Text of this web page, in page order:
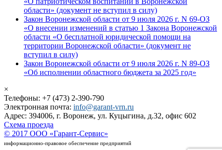
области» (документ не вступил в силу)
Закон Воронежской области от 9 июля 2026 г. N 69-ОЗ
«О внесении изменений в статью 1 Закона Воронежской
области «О бесплатной юридической помощи на
территории Воронежской области» (документ не
вступил в силу)
Закон Воронежской области от 9 июля 2026 г. N 89-ОЗ
«Об исполнении областного бюджета за 2025 год»
×
Телефоны: +7 (473) 2-390-790
Электронная почта: info@garant-vrn.ru
Адрес: 394006, г. Воронеж, ул. Куцыгина, д.32, офис 602
Схема проезда
© 2017 ООО «Гарант-Сервис»
информационно-правовое обеспечение предприятий